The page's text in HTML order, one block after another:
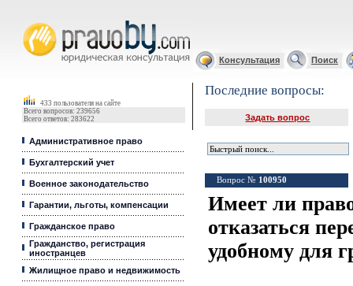
Консультация Поиск
433 пользователя на сайте
Всего вопросов: 239656
Всего ответов: 283622
Административное право
Бухгалтерский учет
Военное законодательство
Гарантии, льготы, компенсации
Гражданское право
Гражданство, регистрация
иностранцев
Жилищное право и недвижимость
Последние вопросы:
Задать вопрос
Вопрос № 100950
Имеет ли
отказаться
удобному для